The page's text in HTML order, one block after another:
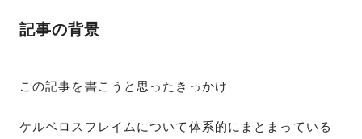
記事の背景
この記事を書こうと思ったきっかけ
ケルベロスフレイムについて体系的にまとまっている